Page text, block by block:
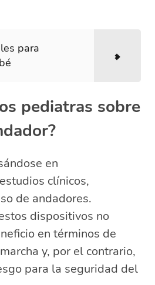
para
pediatras sobre
en
clínicos,
de andadores.
dispositivos no
en términos de
y, por el contrario,
para la seguridad del